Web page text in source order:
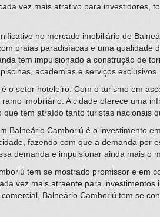
vez mais atrativo para investidores,
no mercado imobiliário de
praias paradisíacas e uma qualidade
tem impulsionado a construção de
academias e serviços exclusivos.
o setor hoteleiro. Com o turismo em
imobiliário. A cidade oferece uma
tem atraído tanto turistas nacionais
Balneário Camboriú é o investimento
fazendo com que a demanda por
demanda e impulsionar ainda mais o
tem se mostrado promissor e em
vez mais atraente para
Balneário Camboriú tem se